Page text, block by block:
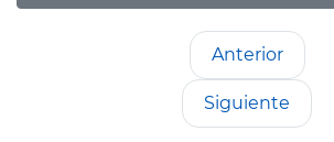
Anterior
Siguiente